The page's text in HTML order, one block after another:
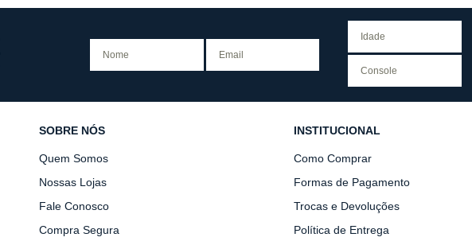
SOBRE NÓS
Quem Somos
Nossas Lojas
Fale Conosco
Compra Segura
INSTITUCIONAL
Como Comprar
Formas de Pagamento
Trocas e Devoluções
Política de Entrega